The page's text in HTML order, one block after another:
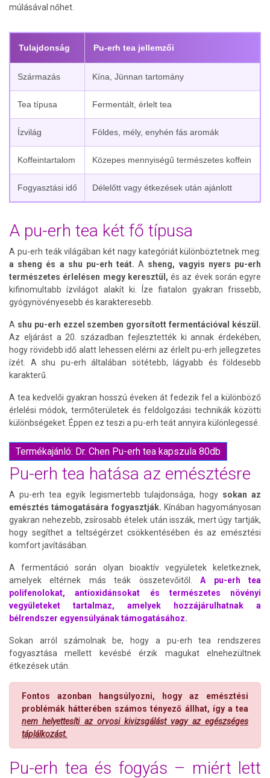
múlásával nőhet.
Tulajdonság Pu-erh tea jellemzői
Származás Kína, Jünnan tartomány
Tea típusa Fermentált, érlelt tea
Ízvilág Földes, mély, enyhén fás aromák
Koffeintartalom Közepes mennyiségű természetes koffein
Fogyasztási idő Délelőtt vagy étkezések után ajánlott
A pu-erh tea két fő típusa
A pu-erh teák világában két nagy kategóriát különböztetnek meg:
a sheng és a shu pu-erh teát. A sheng, vagyis nyers pu-erh
természetes érlelésen megy keresztül, és az évek során egyre
kifinomultabb ízvilágot alakít ki. Íze fiatalon gyakran frissebb,
gyógynövényesebb és karakteresebb.
A shu pu-erh ezzel szemben gyorsított fermentációval készül.
Az eljárást a 20. században fejlesztették ki annak érdekében,
hogy rövidebb idő alatt lehessen elérni az érlelt pu-erh jellegzetes
ízét. A shu pu-erh általában sötétebb, lágyabb és földesebb
karakterű.
A tea kedvelői gyakran hosszú éveken át fedezik fel a különböző
érlelési módok, termőterületek és feldolgozási technikák közötti
különbségeket. Éppen ez teszi a pu-erh teát annyira különlegessé.
Termékajánló: Dr. Chen Pu-erh tea kapszula 80db
Pu-erh tea hatása az emésztésre
A pu-erh tea egyik legismertebb tulajdonsága, hogy sokan az
emésztés támogatására fogyasztják. Kínában hagyományosan
gyakran nehezebb, zsírosabb ételek után isszák, mert úgy tartják,
hogy segíthet a teltségérzet csökkentésében és az emésztési
komfort javításában.
A fermentáció során olyan bioaktív vegyületek keletkeznek,
amelyek eltérnek más teák összetevőitől.A pu-erh tea
polifenolokat, antioxidánsokat és természetes növényi
vegyületeket tartalmaz, amelyek hozzájárulhatnak a
bélrendszer egyensúlyának támogatásához.
Sokan arról számolnak be, hogy a pu-erh tea rendszeres
fogyasztása mellett kevésbé érzik magukat elnehezültnek
étkezések után.
Fontos azonban hangsúlyozni, hogy az emésztési
problémák hátterében számos tényező állhat, így a tea
nem helyettesíti az orvosi kivizsgálást vagy az egészséges
táplálkozást.
Pu-erh tea és fogyás – miért lett